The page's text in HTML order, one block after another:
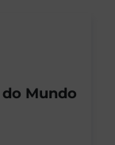
Mundo